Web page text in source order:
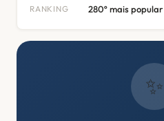
RANKING 280º mais popular
✨